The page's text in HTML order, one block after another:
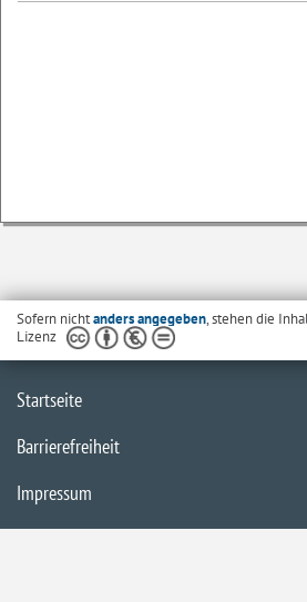
Sofern nichtanders angegeben, stehen die
Lizenz
Startseite
Barrierefreiheit
Impressum